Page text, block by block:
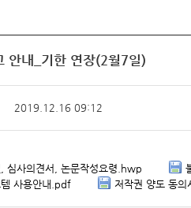
안내_기한 연장(2월7일)
2019.12.16 09:12
심사의견서, 논문작성요령.hwp
템 사용안내.pdf
저작권 양도 동